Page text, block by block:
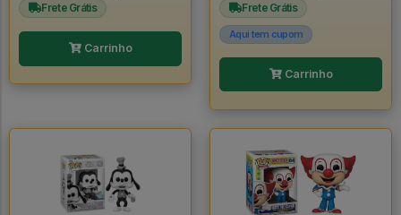
Frete Grátis
Carrinho
Frete Grátis
Aqui tem cupom
Carrinho